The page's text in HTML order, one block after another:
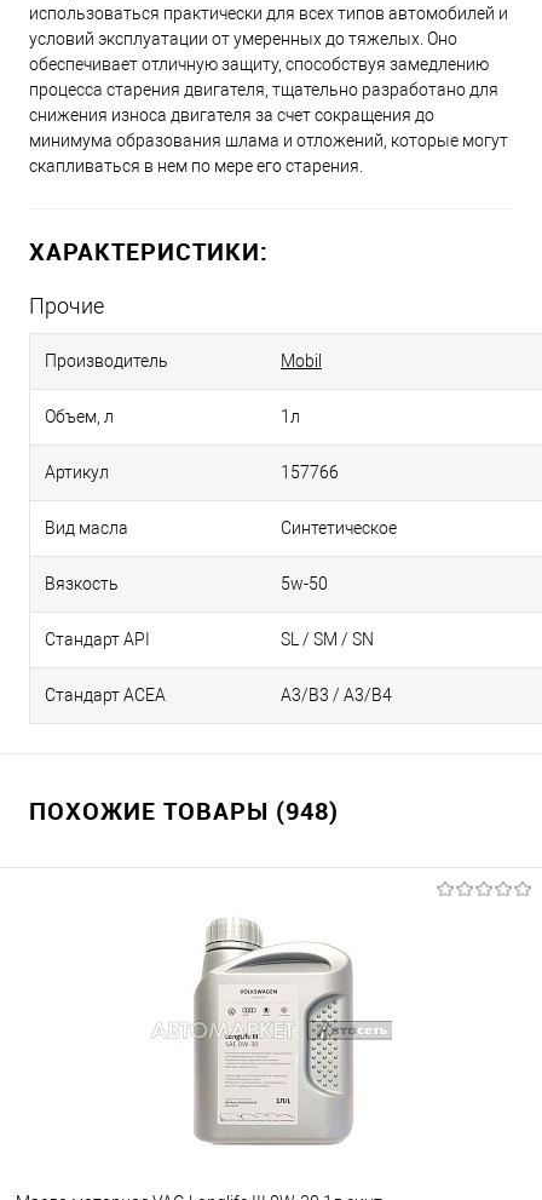
использоваться практически для всех типов автомобилей и
условий эксплуатации от умеренных до тяжелых. Оно
обеспечивает отличную защиту, способствуя замедлению
процесса старения двигателя, тщательно разработано для
снижения износа двигателя за счет сокращения до
минимума образования шлама и отложений, которые могут
скапливаться в нем по мере его старения.
ХАРАКТЕРИСТИКИ:
Прочие
Производитель Mobil
Объем, л 1л
Артикул 157766
Вид масла Синтетическое
Вязкость 5w-50
Стандарт API SL / SM / SN
Стандарт ACEA А3/В3 / А3/В4
ПОХОЖИЕ ТОВАРЫ (948)